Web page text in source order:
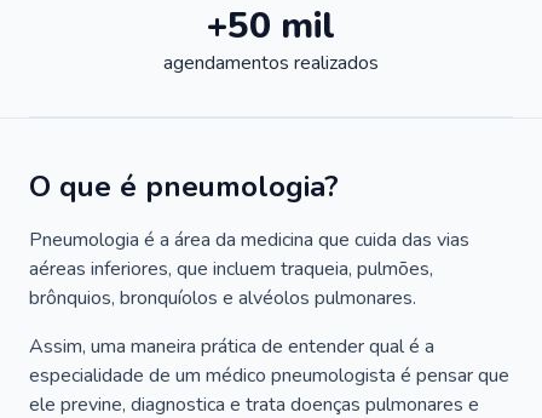
+50 mil
agendamentos realizados
O que é pneumologia?
Pneumologia é a área da medicina que cuida das vias
aéreas inferiores, que incluem traqueia, pulmões,
brônquios, bronquíolos e alvéolos pulmonares.
Assim, uma maneira prática de entender qual é a
especialidade de um médico pneumologista é pensar que
ele previne, diagnostica e trata doenças pulmonares e